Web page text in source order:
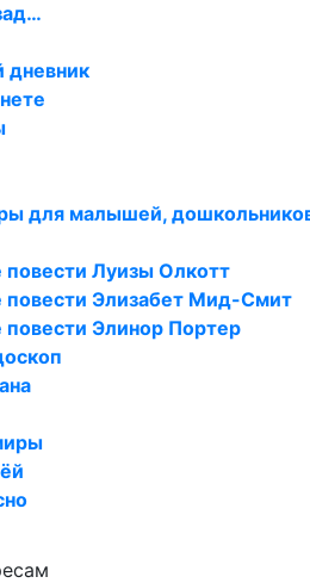
дневник
для малышей,
Луизы Олкотт
повести Элизабет Мид-Смит
Элинор Портер